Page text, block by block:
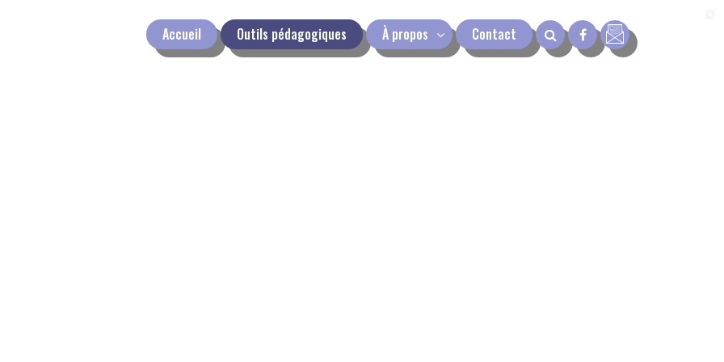
Accueil Outils pédagogiques À propos Contact